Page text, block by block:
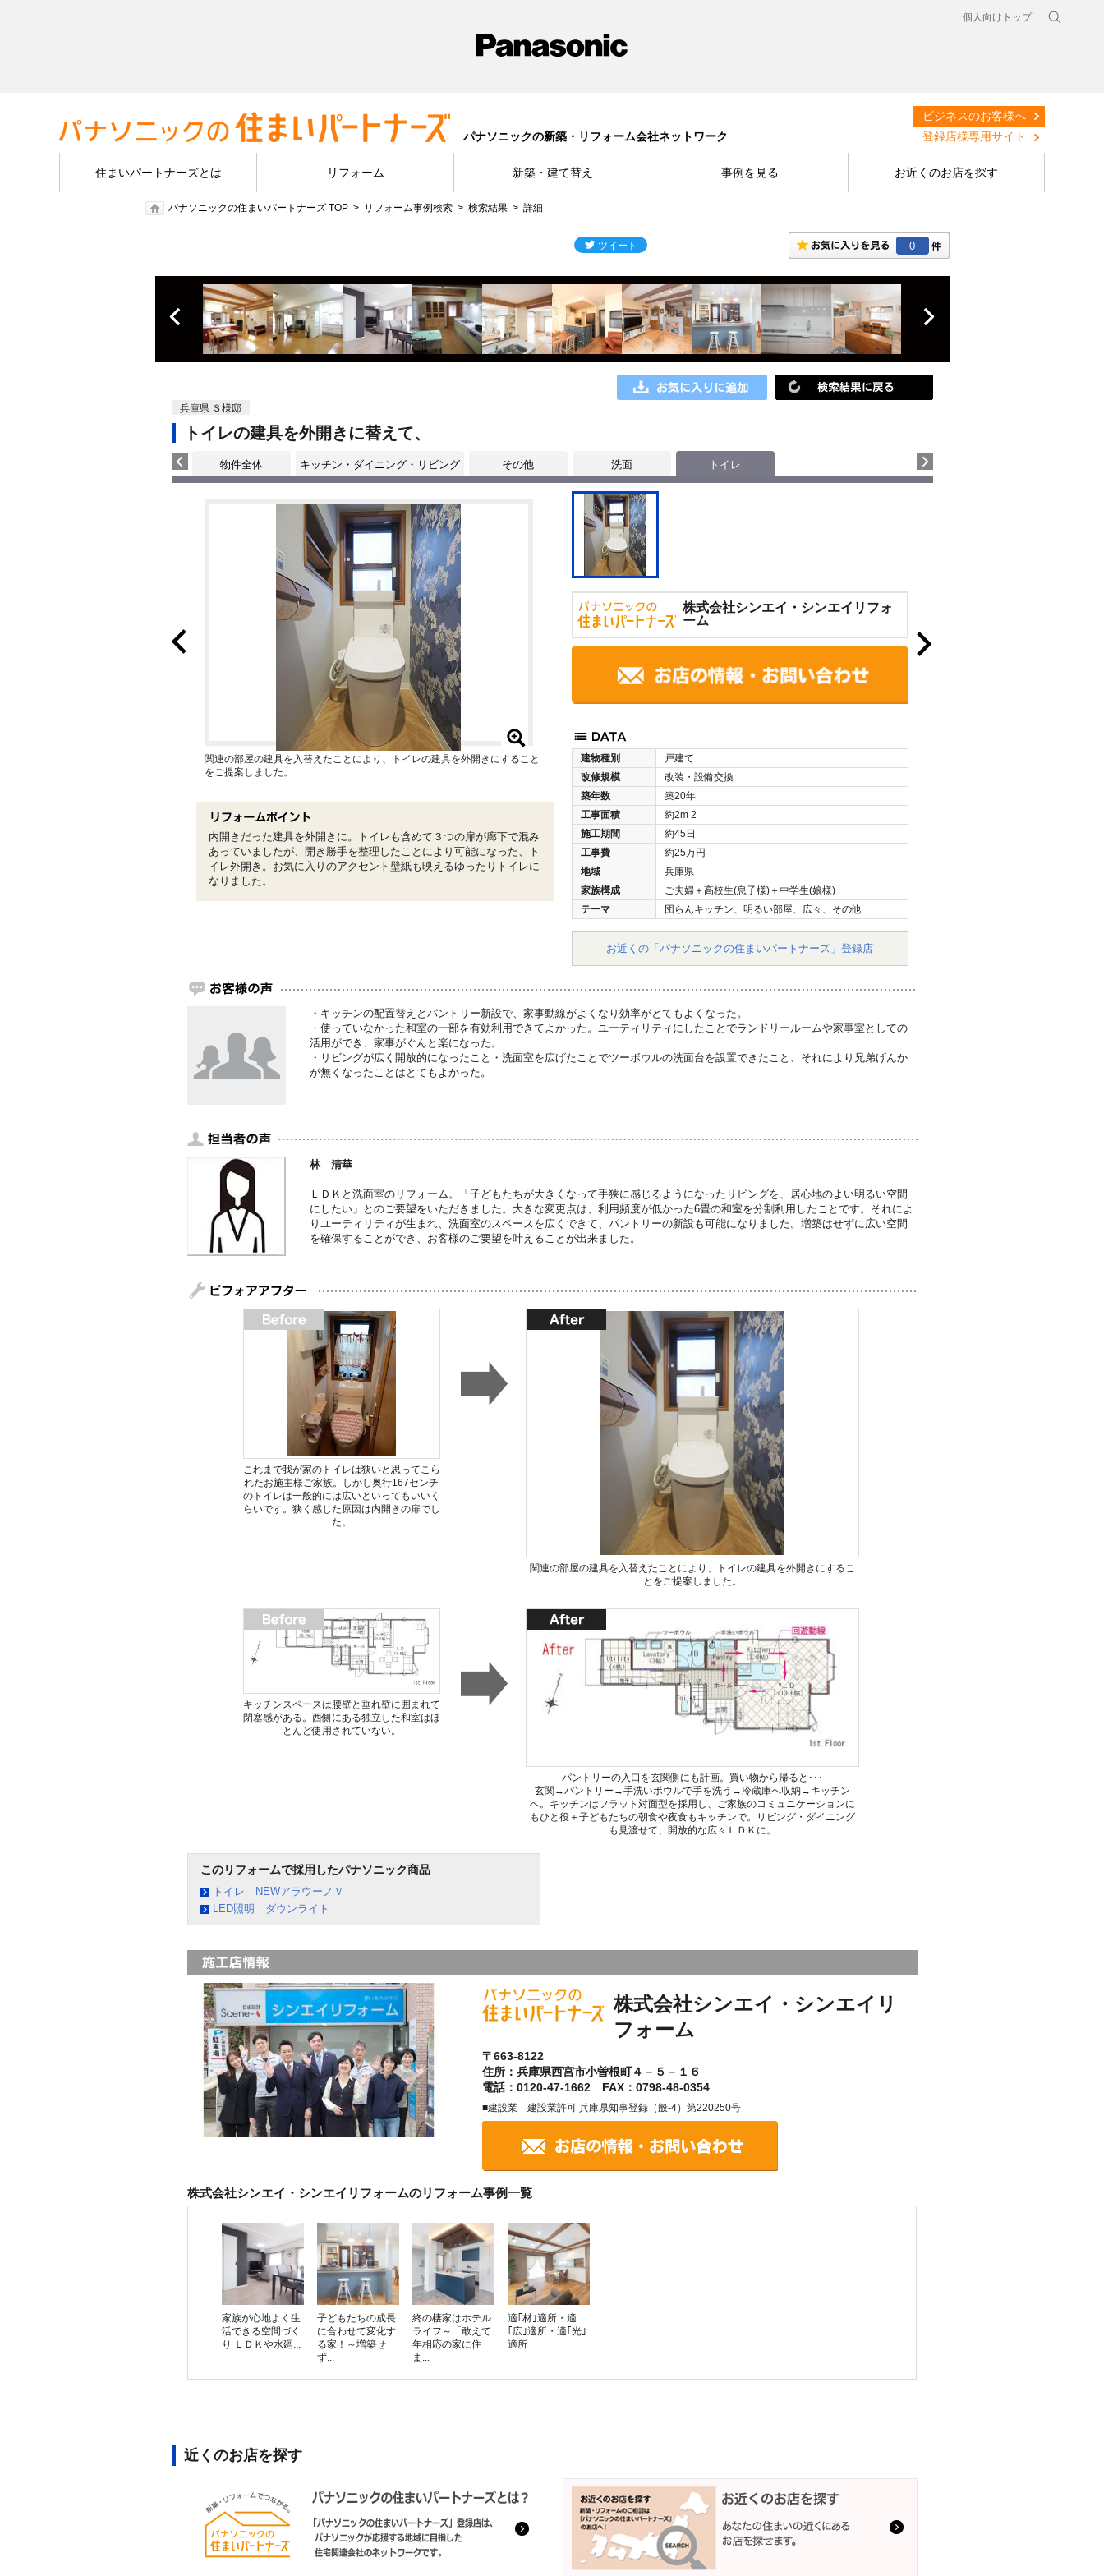
個人向けトップ
パナソニックの新築・リフォーム会社ネットワーク
ビジネスのお客様へ
登録店様専用サイト
住まいパートナーズとは リフォーム 新築・建て替え 事例を見る お近くのお店を探す
パナソニックの住まいパートナーズ TOP リフォーム事例検索 検索結果 詳細
0
兵庫県 Ｓ様邸
トイレの建具を外開きに替えて、
物件全体 キッチン・ダイニング・リビング その他 洗面 トイレ
株式会社シンエイ・シンエイリフォ
ーム
建物種別
戸建て
改修規模
改装・設備交換
築年数
築20年
工事面積
約2m 2
施工期間
約45日
工事費
約25万円
地域
兵庫県
家族構成
ご夫婦＋高校生(息子様)＋中学生(娘様)
テーマ
団らんキッチン、明るい部屋、広々、その他
お近くの「パナソニックの住まいパートナーズ」登録店
関連の部屋の建具を入替えたことにより、トイレの建具を外開きにすること
をご提案しました。
内開きだった建具を外開きに。トイレも含めて３つの扉が廊下で混み
あっていましたが、開き勝手を整理したことにより可能になった、ト
イレ外開き。お気に入りのアクセント壁紙も映えるゆったりトイレに
なりました。
・キッチンの配置替えとパントリー新設で、家事動線がよくなり効率がとてもよくなった。
・使っていなかった和室の一部を有効利用できてよかった。ユーティリティにしたことでランドリールームや家事室としての
活用ができ、家事がぐんと楽になった。
・リビングが広く開放的になったこと・洗面室を広げたことでツーボウルの洗面台を設置できたこと、それにより兄弟げんか
が無くなったことはとてもよかった。
林 清華
ＬＤＫと洗面室のリフォーム。「子どもたちが大きくなって手狭に感じるようになったリビングを、居心地のよい明るい空間
にしたい」とのご要望をいただきました。大きな変更点は、利用頻度が低かった6畳の和室を分割利用したことです。それによ
りユーティリティが生まれ、洗面室のスペースを広くできて、パントリーの新設も可能になりました。増築はせずに広い空間
を確保することができ、お客様のご要望を叶えることが出来ました。
これまで我が家のトイレは狭いと思ってこら
れたお施主様ご家族。しかし奥行167センチ
のトイレは一般的には広いといってもいいく
らいです。狭く感じた原因は内開きの扉でし
た。
関連の部屋の建具を入替えたことにより、トイレの建具を外開きにするこ
とをご提案しました。
キッチンスペースは腰壁と垂れ壁に囲まれて
閉塞感がある。西側にある独立した和室はほ
とんど使用されていない。
パントリーの入口を玄関側にも計画。買い物から帰ると･･･
玄関→パントリー→手洗いボウルで手を洗う→冷蔵庫へ収納→キッチン
へ。キッチンはフラット対面型を採用し、ご家族のコミュニケーションに
もひと役＋子どもたちの朝食や夜食もキッチンで。リビング・ダイニング
も見渡せて、開放的な広々ＬＤＫに。
このリフォームで採用したパナソニック商品
トイレ NEWアラウーノＶ
LED照明 ダウンライト
株式会社シンエイ・シンエイリ
フォーム
〒663-8122
住所：兵庫県西宮市小曽根町４－５－１６
電話：0120-47-1662 FAX：0798-48-0354
■建設業 建設業許可 兵庫県知事登録（般-4）第220250号
株式会社シンエイ・シンエイリフォームのリフォーム事例一覧
家族が心地よく生
活できる空間づく
り ＬＤＫや水廻...
子どもたちの成長
に合わせて変化す
る家！～増築せ
ず...
終の棲家はホテル
ライフ～「敢えて
年相応の家に住
ま...
適｢材｣適所・適
｢広｣適所・適｢光｣
適所
近くのお店を探す